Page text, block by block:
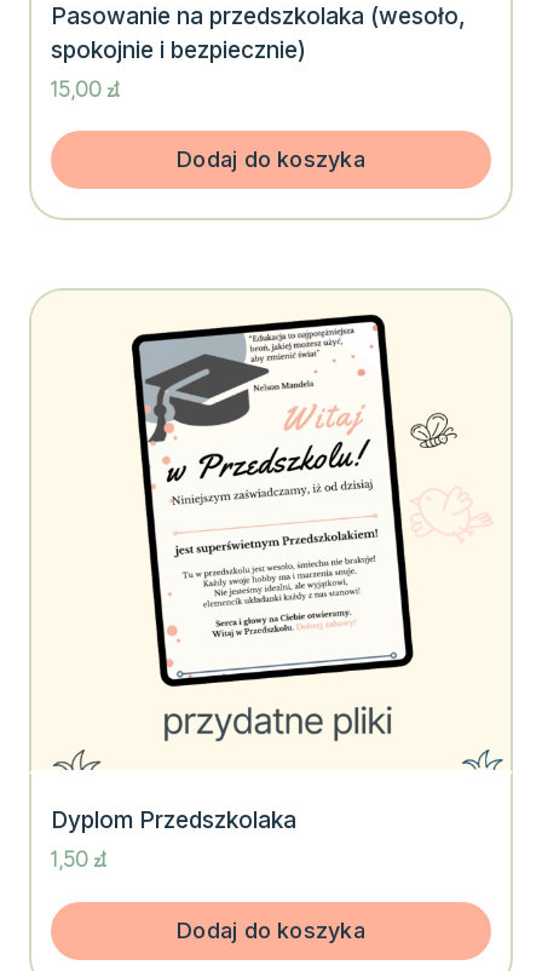
Pasowanie na przedszkolaka (wesoło,
spokojnie i bezpiecznie)
15,00zł
Dodaj do koszyka
Dyplom Przedszkolaka
1,50zł
Dodaj do koszyka